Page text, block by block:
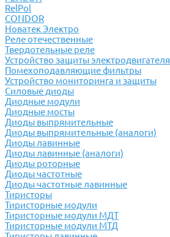
RelPol
CONDOR
Новатек Электро
Реле отечественные
Твердотельные реле
Устройство защиты электродвигателя
Помехоподавляющие фильтры
Устройство мониторинга и защиты
Силовые диоды
Диодные модули
Диодные мосты
Диоды выпрямительные
Диоды выпрямительные (аналоги)
Диоды лавинные
Диоды лавинные (аналоги)
Диоды роторные
Диоды частотные
Диоды частотные лавинные
Тиристоры
Тиристорные модули
Тиристорные модули МДТ
Тиристорные модули МТД